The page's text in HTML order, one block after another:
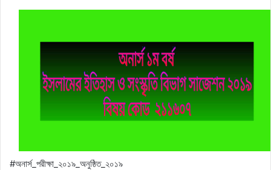
#অনার্স_পরীক্ষা_২০১৯_অনুষ্ঠিত_২০১৯